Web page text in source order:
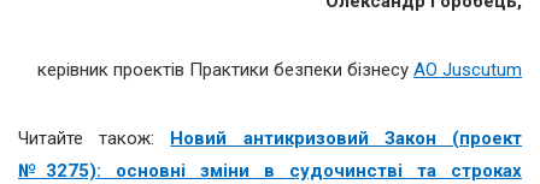
керівник проектів Практики безпеки бізнесу АО Juscutum
Читайте також:
Новий антикризовий Закон (проект
№3275): основні зміни в судочинстві та строках